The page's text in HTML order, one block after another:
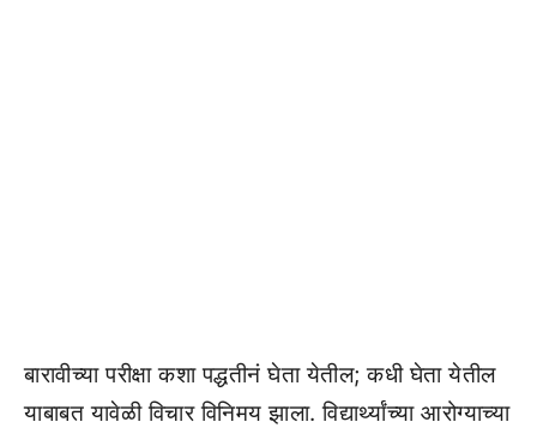
बारावीच्या परीक्षा कशा पद्धतीनं घेता येतील; कधी घेता येतील
याबाबत यावेळी विचार विनिमय झाला. विद्यार्थ्यांच्या आरोग्याच्या